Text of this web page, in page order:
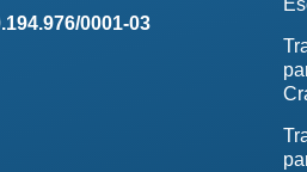
0001-03